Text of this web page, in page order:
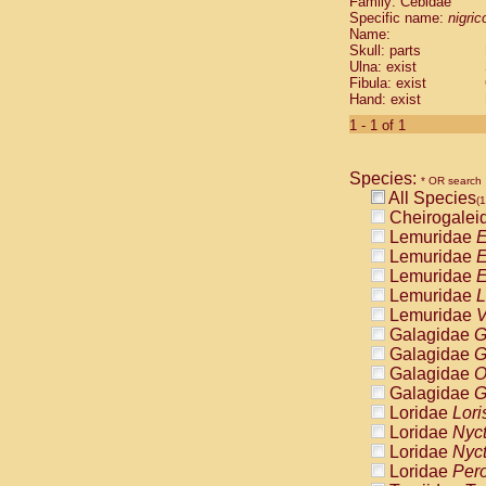
Cebidae
Cebidae
Cebidae
Cebidae
Cebidae
Cebidae
Cebidae
Cebidae
Cebidae
Cebidae
Cebidae
Cebidae
Atelidae
Atelidae
Atelidae
Atelidae
Atelidae
Atelidae
Atelidae
Atelidae
Atelidae
Atelidae
Pitheciidae
Specific name:
Name:
Skull: parts
Ulna: exist
Fibula: exist
Hand: exist
1 - 1 of 1
Species: * OR search
All Species
Lemuridae
Lemuridae
Lemuridae
Lemuridae
Lemuridae
Galagidae
Galagidae
Galagidae
Galagidae
Loridae
Loridae
Loridae
Loridae